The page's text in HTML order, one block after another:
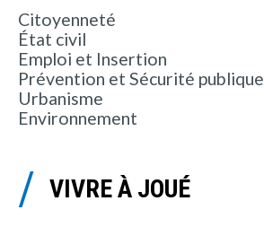
Citoyenneté
État civil
Emploi et Insertion
Prévention et Sécurité publique
Urbanisme
Environnement
VIVRE À JOUÉ